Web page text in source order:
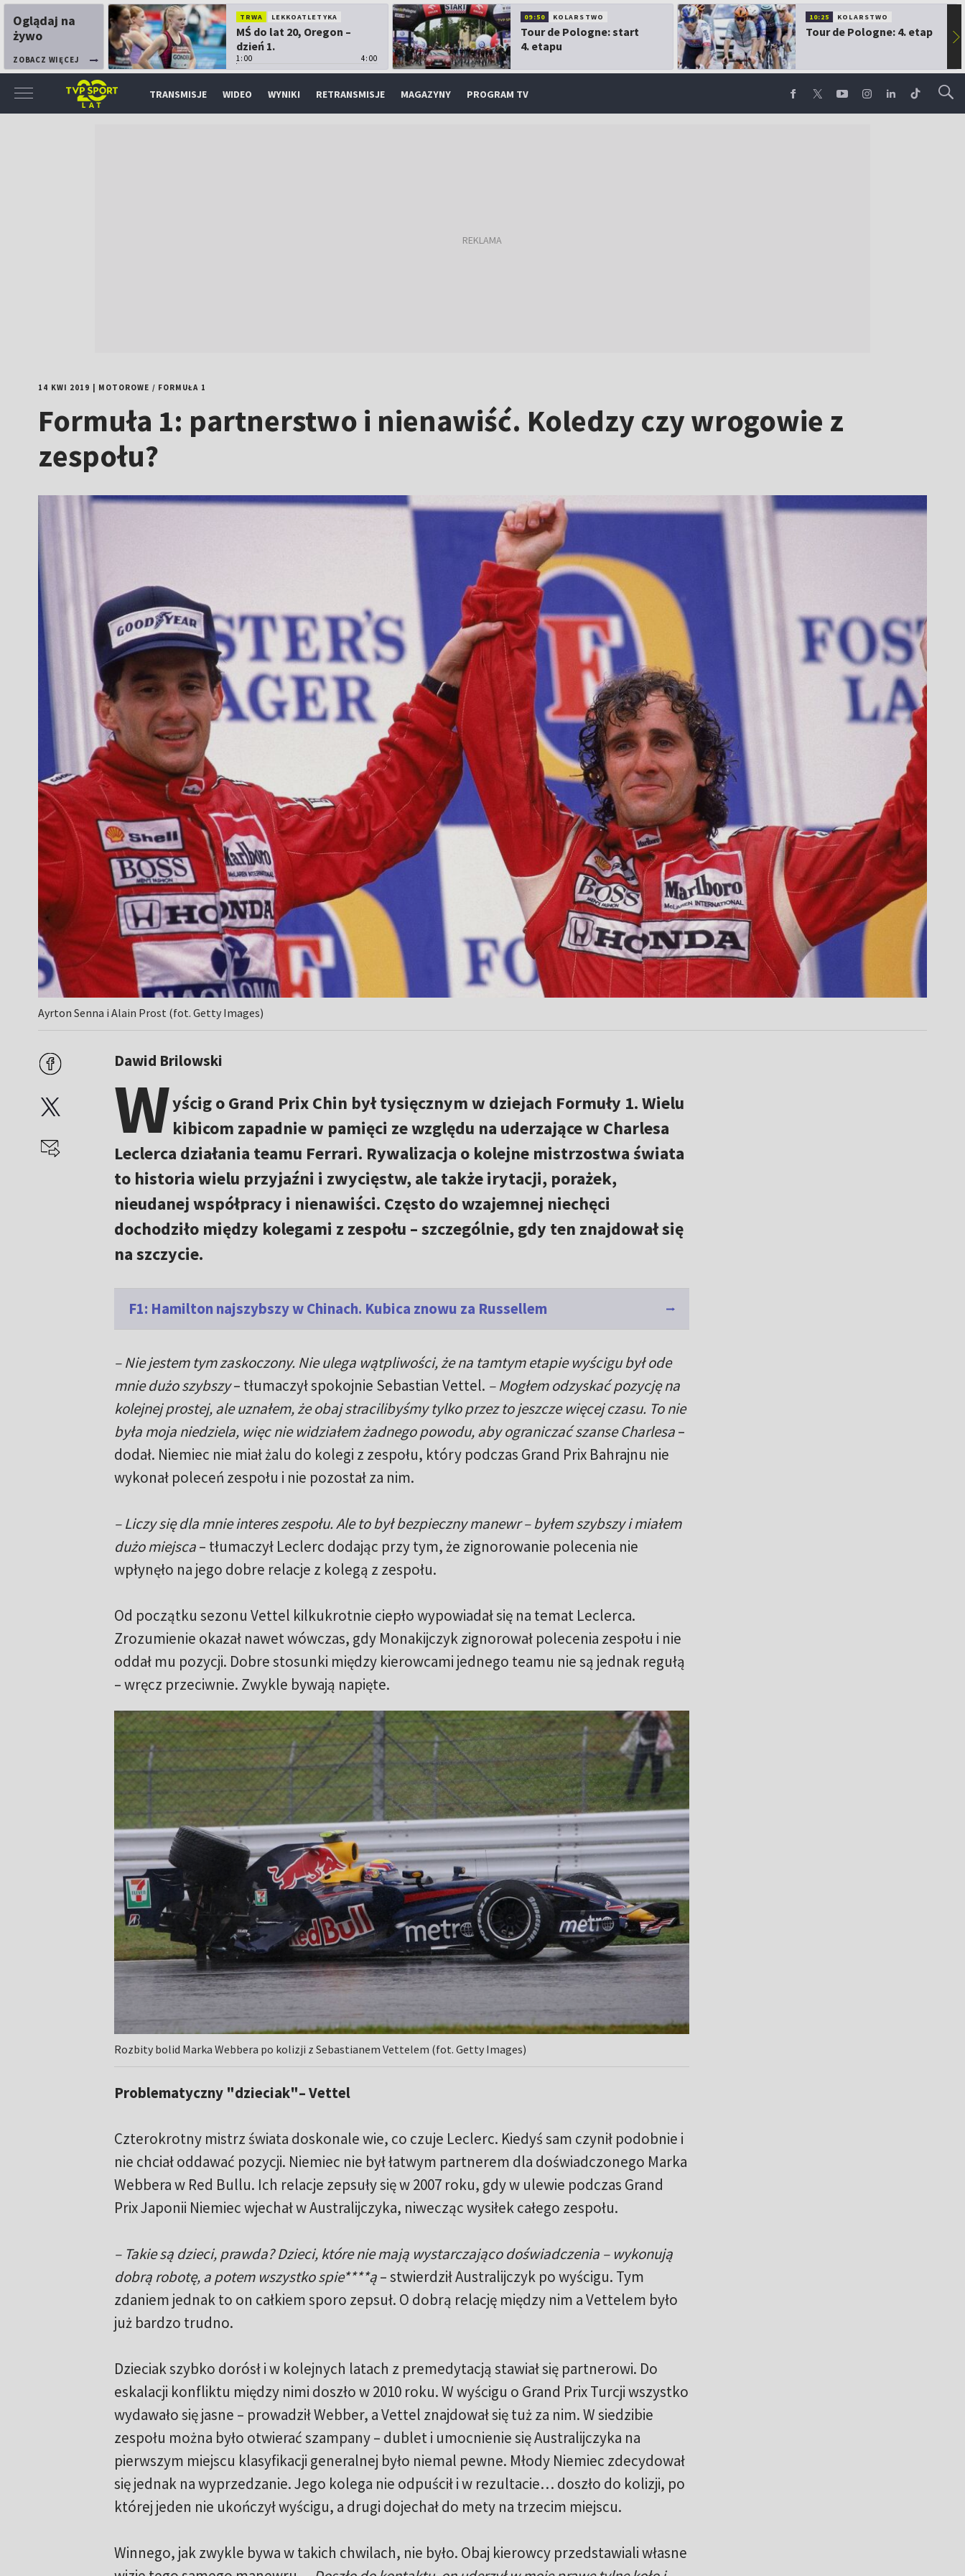
Oglądaj na
żywo
ZOBACZ WIĘCEJ
TRWA LEKKOATLETYKA
MŚ do lat 20, Oregon –
dzień 1.
1:00 4:00
09:50 KOLARSTWO
Tour de Pologne: start
4. etapu
10:25 KOLARSTWO
Tour de Pologne: 4. etap ▶
TRANSMISJE WIDEO WYNIKI RETRANSMISJE MAGAZYNY PROGRAM TV
14 KWI 2019 MOTOROWE / FORMUŁA 1
Formuła 1: partnerstwo i nienawiść. Koledzy czy wrogowie z
zespołu?
Ayrton Senna i Alain Prost (fot. Getty Images)
Dawid Brilowski
Wyścig o Grand Prix Chin był tysięcznym w dziejach Formuły 1. Wielu
kibicom zapadnie w pamięci ze względu na uderzające w Charlesa
Leclerca działania teamu Ferrari. Rywalizacja o kolejne mistrzostwa świata
to historia wielu przyjaźni i zwycięstw, ale także irytacji, porażek,
nieudanej współpracy i nienawiści. Często do wzajemnej niechęci
dochodziło między kolegami z zespołu – szczególnie, gdy ten znajdował się
na szczycie.
F1: Hamilton najszybszy w Chinach. Kubica znowu za Russellem
– Nie jestem tym zaskoczony. Nie ulega wątpliwości, że na tamtym etapie wyścigu był ode
mnie dużo szybszy– tłumaczył spokojnie Sebastian Vettel. – Mogłem odzyskać pozycję na
kolejnej prostej, ale uznałem, że obaj stracilibyśmy tylko przez to jeszcze więcej czasu. To nie
była moja niedziela, więc nie widziałem żadnego powodu, aby ograniczać szanse Charlesa–
dodał. Niemiec nie miał żalu do kolegi z zespołu, który podczas Grand Prix Bahrajnu nie
wykonał poleceń zespołu i nie pozostał za nim.
– Liczy się dla mnie interes zespołu. Ale to był bezpieczny manewr – byłem szybszy i miałem
dużo miejsca– tłumaczył Leclerc dodając przy tym, że zignorowanie polecenia nie
wpłynęło na jego dobre relacje z kolegą z zespołu.
Od początku sezonu Vettel kilkukrotnie ciepło wypowiadał się na temat Leclerca.
Zrozumienie okazał nawet wówczas, gdy Monakijczyk zignorował polecenia zespołu i nie
oddał mu pozycji. Dobre stosunki między kierowcami jednego teamu nie są jednak regułą
– wręcz przeciwnie. Zwykle bywają napięte.
Rozbity bolid Marka Webbera po kolizji z Sebastianem Vettelem (fot. Getty Images)
Problematyczny "dzieciak"– Vettel
Czterokrotny mistrz świata doskonale wie, co czuje Leclerc. Kiedyś sam czynił podobnie i
nie chciał oddawać pozycji. Niemiec nie był łatwym partnerem dla doświadczonego Marka
Webbera w Red Bullu. Ich relacje zepsuły się w 2007 roku, gdy w ulewie podczas Grand
Prix Japonii Niemiec wjechał w Australijczyka, niwecząc wysiłek całego zespołu.
– Takie są dzieci, prawda? Dzieci, które nie mają wystarczająco doświadczenia – wykonują
dobrą robotę, a potem wszystko spie****ą– stwierdził Australijczyk po wyścigu. Tym
zdaniem jednak to on całkiem sporo zepsuł. O dobrą relację między nim a Vettelem było
już bardzo trudno.
Dzieciak szybko dorósł i w kolejnych latach z premedytacją stawiał się partnerowi. Do
eskalacji konfliktu między nimi doszło w 2010 roku. W wyścigu o Grand Prix Turcji wszystko
wydawało się jasne – prowadził Webber, a Vettel znajdował się tuż za nim. W siedzibie
zespołu można było otwierać szampany – dublet i umocnienie się Australijczyka na
pierwszym miejscu klasyfikacji generalnej było niemal pewne. Młody Niemiec zdecydował
się jednak na wyprzedzanie. Jego kolega nie odpuścił i w rezultacie… doszło do kolizji, po
której jeden nie ukończył wyścigu, a drugi dojechał do mety na trzecim miejscu.
Winnego, jak zwykle bywa w takich chwilach, nie było. Obaj kierowcy przedstawiali własne